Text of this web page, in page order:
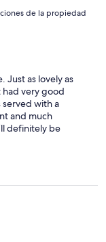
de la propiedad
Just as lovely as
had very good
served with a
and much
definitely be